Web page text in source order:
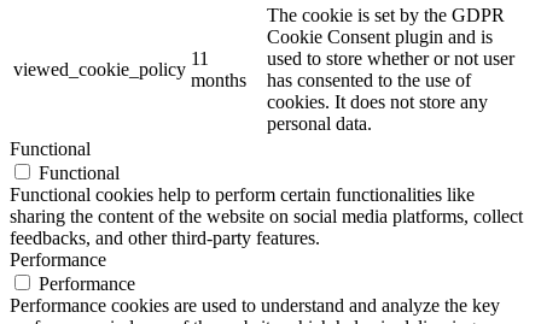
viewed_cookie_policy
11
months
The cookie is set by the GDPR
Cookie Consent plugin and is
used to store whether or not user
has consented to the use of
cookies. It does not store any
personal data.
Functional
Functional
Functional cookies help to perform certain functionalities like
sharing the content of the website on social media platforms, collect
feedbacks, and other third-party features.
Performance
Performance
Performance cookies are used to understand and analyze the key